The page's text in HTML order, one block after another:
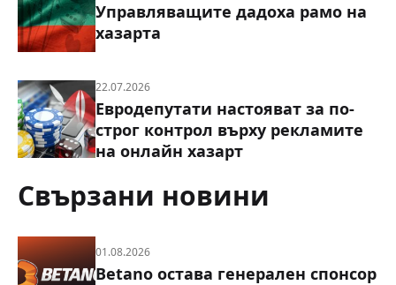
Управляващите дадоха рамо на
хазарта
22.07.2026
Евродепутати настояват за по-
строг контрол върху рекламите
на онлайн хазарт
Свързани новини
01.08.2026
Betano остава генерален спонсор